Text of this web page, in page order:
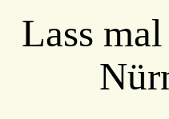
Lass